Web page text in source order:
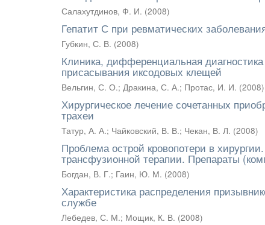
Салахутдинов, Ф. И. (2008)
Гепатит С при ревматических
Губкин, С. В. (2008)
Клиника, дифференциальная
присасывания иксодовых клещей
Вельгин, С. О.; Дракина, С. А.; Протас, И. И. (2008)
Хирургическое лечение сочетанных
трахеи
Татур, А. А.; Чайковский, В. В.; Чекан, В. Л. (2008)
Проблема острой кровопотери в
трансфузионной терапии. Препараты
Богдан, В. Г.; Гаин, Ю. М. (2008)
Характеристика распределения
службе
Лебедев, С. М.; Мощик, К. В. (2008)